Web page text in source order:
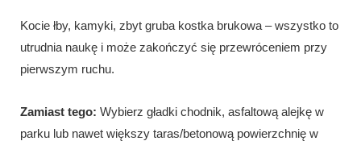
Kocie łby, kamyki, zbyt gruba kostka brukowa – wszystko to
utrudnia naukę i może zakończyć się przewróceniem przy
pierwszym ruchu.
Zamiast tego: Wybierz gładki chodnik, asfaltową alejkę w
parku lub nawet większy taras/betonową powierzchnię w